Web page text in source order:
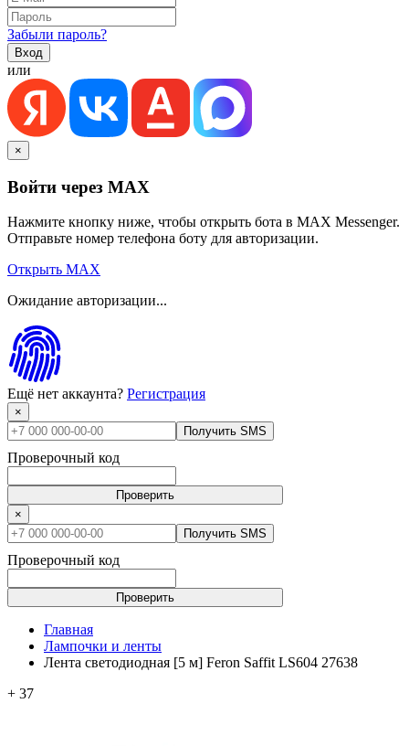
Забыли пароль?
или
×
Войти через MAX
Нажмите кнопку ниже, чтобы открыть бота в MAX Messenger.
Отправьте номер телефона боту для авторизации.
Открыть MAX
Ожидание авторизации...
Ещё нет аккаунта? Регистрация
×
Получить SMS
Проверочный код
Проверить
×
Получить SMS
Проверочный код
Проверить
Главная
Лампочки и ленты
Лента светодиодная [5 м] Feron Saffit LS604 27638
+ 37